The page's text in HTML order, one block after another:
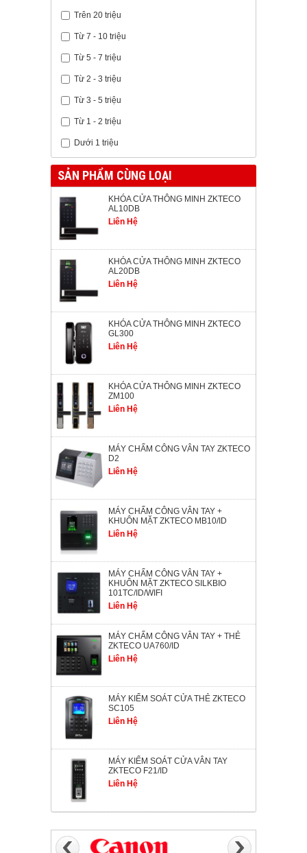
Trên 20 triệu
Từ 7 - 10 triệu
Từ 5 - 7 triệu
Từ 2 - 3 triệu
Từ 3 - 5 triệu
Từ 1 - 2 triệu
Dưới 1 triệu
SẢN PHẨM CÙNG LOẠI
KHÓA CỬA THÔNG MINH ZKTECO
AL10DB
Liên Hệ
KHÓA CỬA THÔNG MINH ZKTECO
AL20DB
Liên Hệ
KHÓA CỬA THÔNG MINH ZKTECO
GL300
Liên Hệ
KHÓA CỬA THÔNG MINH ZKTECO
ZM100
Liên Hệ
MÁY CHẤM CÔNG VÂN TAY ZKTECO
D2
Liên Hệ
MÁY CHẤM CÔNG VÂN TAY +
KHUÔN MẶT ZKTECO MB10/ID
Liên Hệ
MÁY CHẤM CÔNG VÂN TAY +
KHUÔN MẶT ZKTECO SILKBIO
101TC/ID/WIFI
Liên Hệ
MÁY CHẤM CÔNG VÂN TAY + THẺ
ZKTECO UA760/ID
Liên Hệ
MÁY KIỂM SOÁT CỬA THẺ ZKTECO
SC105
Liên Hệ
MÁY KIỂM SOÁT CỬA VÂN TAY
ZKTECO F21/ID
Liên Hệ